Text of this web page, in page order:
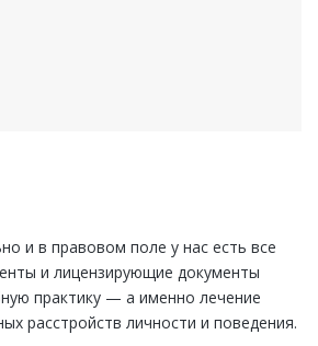
и в правовом поле у нас есть все
и лицензирующие документы
практику — а именно лечение
расстройств личности и поведения.